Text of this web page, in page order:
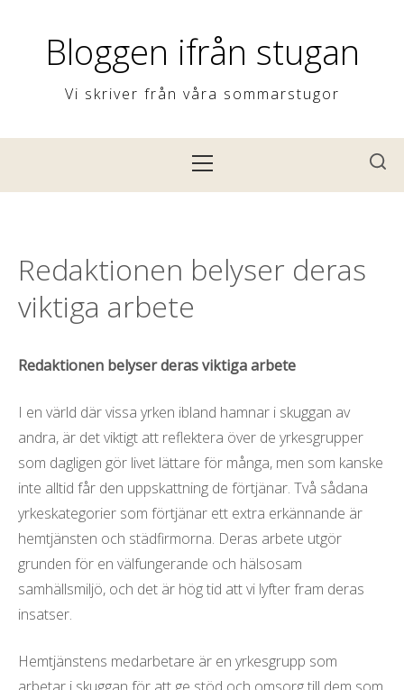
t
l
Bloggen ifrån stugan
Vi skriver från våra sommarstugor
r
r
y
Redaktionen belyser deras
viktiga arbete
Redaktionen belyser deras viktiga arbete
I en värld där vissa yrken ibland hamnar i skuggan av
andra, är det viktigt att reflektera över de yrkesgrupper
som dagligen gör livet lättare för många, men som kanske
inte alltid får den uppskattning de förtjänar. Två sådana
yrkeskategorier som förtjänar ett extra erkännande är
hemtjänsten och städfirmorna. Deras arbete utgör
grunden för en välfungerande och hälsosam
samhällsmiljö, och det är hög tid att vi lyfter fram deras
insatser.
Hemtjänstens medarbetare är en yrkesgrupp som